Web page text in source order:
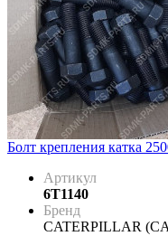
Болт крепления катка
Артикул
6T1140
Бренд
CATERPILLAR